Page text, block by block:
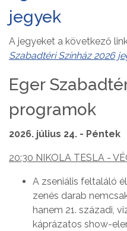
jegyek
A jegyeket a következő
Szabadtéri Színház 2026
Eger
programok
2026. július 24. - Péntek
20:30 NIKOLA TESLA -
A zseniális feltaláló
zenés darab
hanem 21. századi,
káprázatos show-